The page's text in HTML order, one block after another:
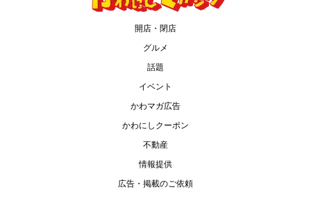
開店・閉店
グルメ
話題
イベント
かわマガ広告
かわにしクーポン
不動産
情報提供
広告・掲載のご依頼